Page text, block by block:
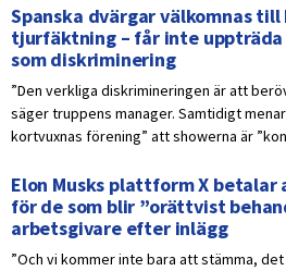
Spanska dvärgar välkomnas
tjurfäktning – får inte uppträda
som diskriminering
”Den verkliga diskrimineringen är att
säger truppens manager. Samtidigt
kortvuxnas förening” att showerna är
Elon Musks plattform X
för de som blir ”orättvist
arbetsgivare efter inlägg
”Och vi kommer inte bara att stämma,